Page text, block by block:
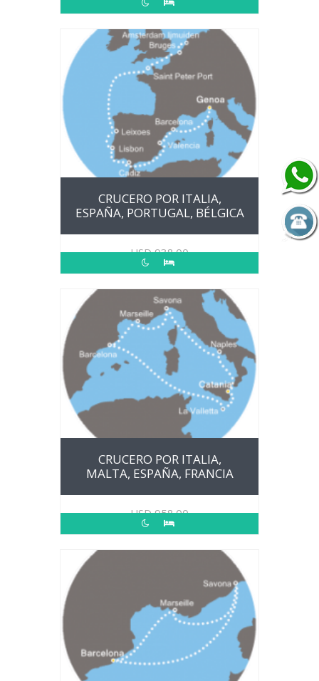
CRUCERO POR ITALIA,
ESPAÑA, PORTUGAL, BÉLGICA
USD938.00
CRUCERO POR ITALIA,
MALTA, ESPAÑA, FRANCIA
USD958.00